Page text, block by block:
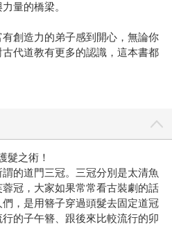
量的橋梁。
創造力的弟子感到開心，無論你
代道教有更多的認識，這本書都
髮之術！
的道門三冠。三冠分別是太清魚
冠，大家如果常常看古裝劇的話
，是用簪子穿過頭髮去固定道冠
的子午簪、跟後來比較流行的卯